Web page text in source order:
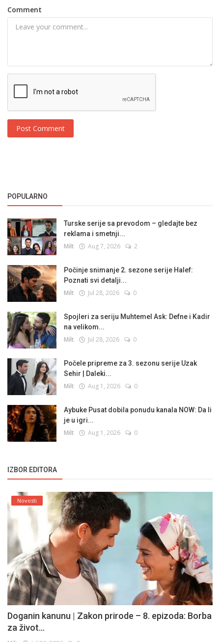
Comment
Post Comment
POPULARNO
Turske serije sa prevodom – gledajte bez
reklama i smetnji...
Milt Aug 7, 2026 2
Počinje snimanje 2. sezone serije Halef:
Poznati svi detalji...
Milt Jul 28, 2026 0
Spojleri za seriju Muhtemel Ask: Defne i Kadir
na velikom...
Milt Jul 28, 2026 0
Počele pripreme za 3. sezonu serije Uzak
Sehir | Daleki...
Milt Aug 1, 2026 0
Aybuke Pusat dobila ponudu kanala NOW: Da li
je u igri...
Milt Aug 1, 2026 0
IZBOR EDITORA
Novosti
Doganin kanunu | Zakon prirode – 8. epizoda: Borba
za život...